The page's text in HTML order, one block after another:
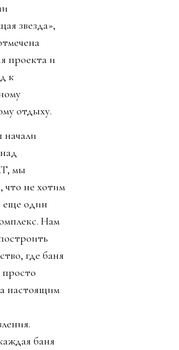
звезда»,
проекта и
к
отдыху.
начали
мы
что не хотим
еще один
Нам
где баня
просто
настоящим
баня